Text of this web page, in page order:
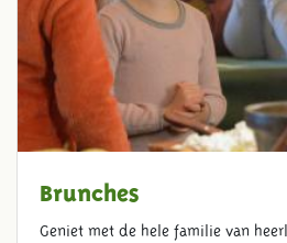
Brunches
Geniet met de hele familie van